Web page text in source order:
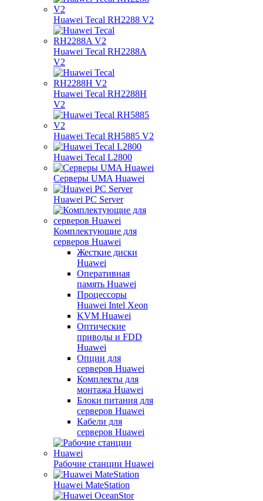
Huawei Tecal RH2288 V2
Huawei Tecal RH2288A
V2
Huawei Tecal RH2288H
V2
Huawei Tecal RH5885 V2
Huawei Tecal L2800
Серверы UMA Huawei
Huawei PC Server
Комплектующие для
серверов Huawei
Жесткие диски
Huawei
Оперативная
память Huawei
Процессоры
Huawei Intel Xeon
KVM Huawei
Оптические
приводы и FDD
Huawei
Опции для
серверов Huawei
Комплекты для
монтажа Huawei
Блоки питания для
серверов Huawei
Кабели для
серверов Huawei
Рабочие станции Huawei
Huawei MateStation